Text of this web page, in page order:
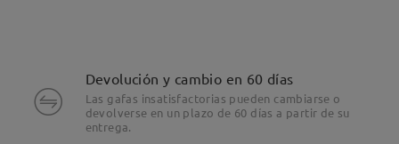
Devolución y cambio en 60 días
Las gafas insatisfactorias pueden cambiarse o
devolverse en un plazo de 60 días a partir de su
entrega.